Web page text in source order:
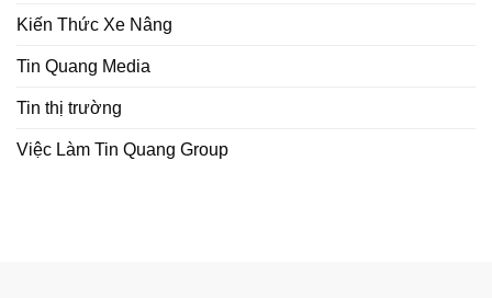
Kiến Thức Xe Nâng
Tin Quang Media
Tin thị trường
Việc Làm Tin Quang Group